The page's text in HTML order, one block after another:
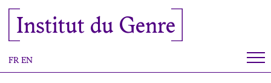
Institut du Genre
FR EN